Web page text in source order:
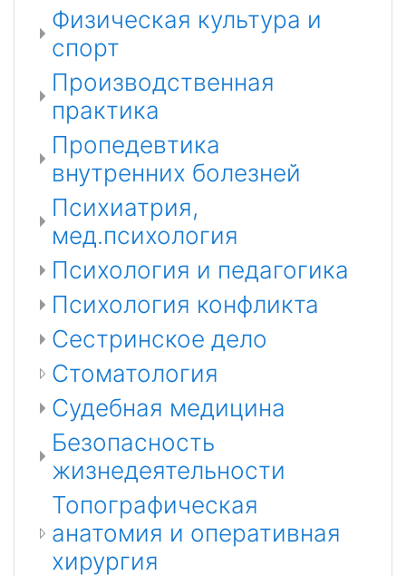
Физическая культура и
спорт
Производственная
практика
Пропедевтика
внутренних болезней
Психиатрия,
мед.психология
Психология и педагогика
Психология конфликта
Сестринское дело
Стоматология
Судебная медицина
Безопасность
жизнедеятельности
Топографическая
анатомия и оперативная
хирургия